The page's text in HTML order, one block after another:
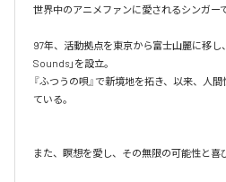
世界中のアニメファンに愛されるシンガー
97年、活動拠点を東京から富士山麗に移し
Sounds」を設立。​
『ふつうの唄』で新境地を拓き、以来、人
ている。
また、瞑想を愛し、その無限の可能性と喜